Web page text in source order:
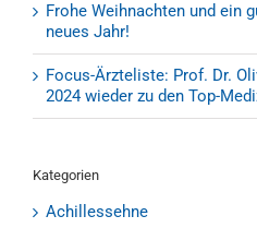
Frohe Weihnachten und ein
neues Jahr!
Focus-Ärzteliste: Prof. Dr.
2024 wieder zu den Top-
Kategorien
Achillessehne